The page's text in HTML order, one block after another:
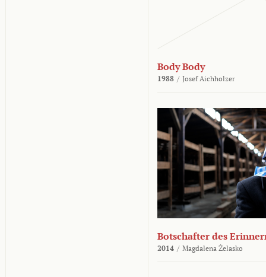
Body Body
1988 / Josef Aichholzer
Botschafter des
2014 / Magdalena Żelasko